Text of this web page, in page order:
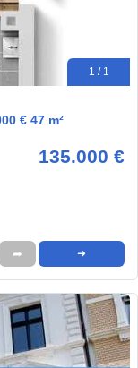
1 / 1
€ 47 m²
135.000 €
➦ ➜